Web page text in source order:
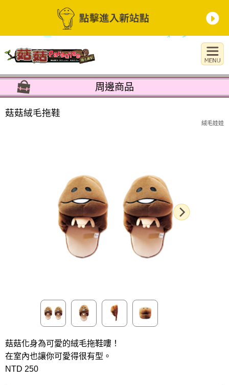
周邊商品
菇菇絨毛拖鞋
絨毛娃娃
菇菇化身為可愛的絨毛拖鞋嘍！
在室內也讓你可愛得很有型。
NTD 250